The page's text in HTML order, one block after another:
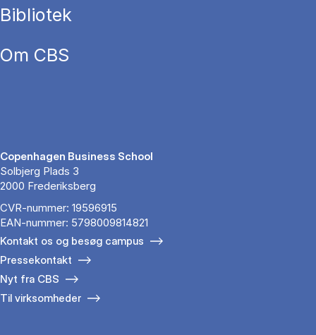
Bibliotek
Om CBS
Copenhagen Business School
Solbjerg Plads 3
2000 Frederiksberg
CVR-nummer: 19596915
EAN-nummer: 5798009814821
Kontakt os og besøg campus
Pressekontakt
Nyt fra CBS
Til virksomheder